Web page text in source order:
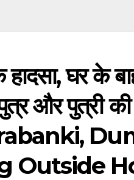
हादसा, घर के
और पुत्री
Outside